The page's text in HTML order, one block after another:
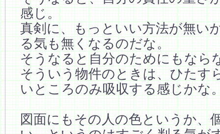
感じ。
真剣に、もっといい方法が無い
る気も無くなるのだな。
そうなると自分のためにもなら
そういう物件のときは、ひたす
いところのみ吸収する感じかな
図面にもその人の色というか、